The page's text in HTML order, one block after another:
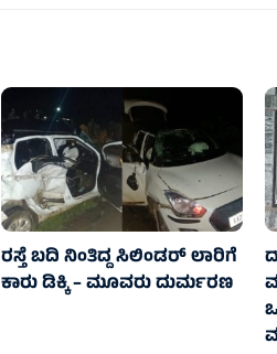
ರಸ್ತೆ ಬದಿ ನಿಂತಿದ್ದ ಸಿಲಿಂಡರ್ ಲಾರಿಗೆ
ಕಾರು ಡಿಕ್ಕಿ – ಮೂವರು ದುರ್ಮರಣ